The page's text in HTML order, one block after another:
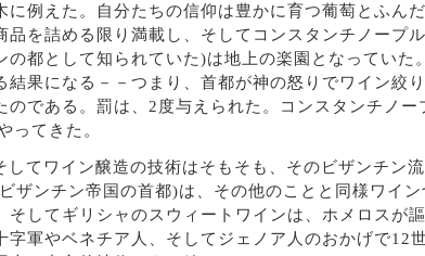
に例えた。自分たちの信仰は豊かに育つ葡萄とふん
を詰める限り満載し、そしてコンスタンチノープ
都として知られていた)は地上の楽園となっていた
果になる－－つまり、首都が神の怒りでワイン絞
のである。罰は、2度与えられた。コンスタンチノ
ってきた。
てワイン醸造の技術はそもそも、そのビザンチン
ザンチン帝国の首都)は、その他のことと同様ワイ
そしてギリシャのスウィートワインは、ホメロスが
軍やベネチア人、そしてジェノア人のおかげで12